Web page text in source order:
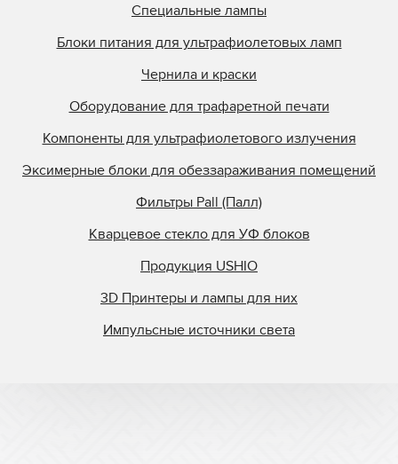
Специальные лампы
Блоки питания для ультрафиолетовых ламп
Чернила и краски
Оборудование для трафаретной печати
Компоненты для ультрафиолетового излучения
Эксимерные блоки для обеззараживания помещений
Фильтры Pall (Палл)
Кварцевое стекло для УФ блоков
Продукция USHIO
3D Принтеры и лампы для них
Импульсные источники света